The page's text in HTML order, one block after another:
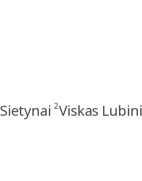
Sietynai 2Viskas